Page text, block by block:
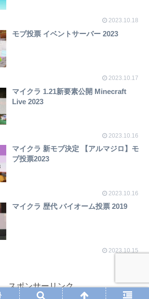
2023.10.18
モブ投票 イベントサーバー 2023
2023.10.17
マイクラ 1.21新要素公開 Minecraft
Live 2023
2023.10.16
マイクラ 新モブ決定 【アルマジロ】モ
ブ投票2023
2023.10.16
マイクラ 歴代 バイオーム投票 2019
2023.10.15
スポンサーリンク